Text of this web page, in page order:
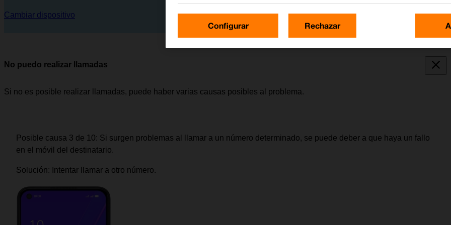
Cambiar dispositivo
No puedo realizar llamadas
Si no es posible realizar llamadas, puede haber varias causas posibles al problema.
Posible causa 3 de 10: Si surgen problemas al llamar a un número determinado, se puede deber a que haya un fallo
en el móvil del destinatario.
Solución: Intentar llamar a otro número.
Configurar Rechazar